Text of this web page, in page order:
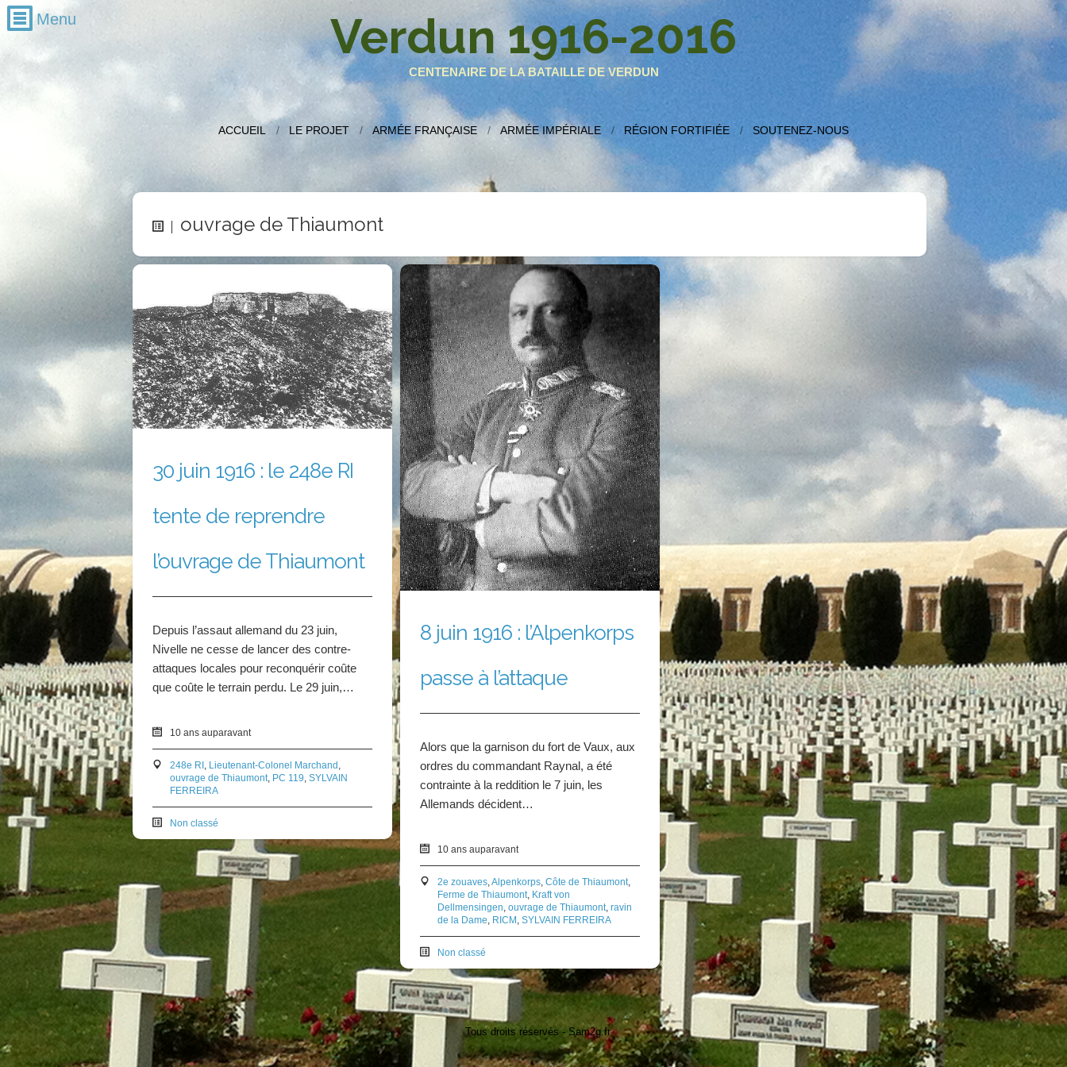
février 2016
Les Amis du Musée de la
Grande Guerre
Le site de la SAM2G
Verdun 1916-2016
CENTENAIRE DE LA BATAILLE DE VERDUN
ACCUEIL LE PROJET ARMÉE FRANÇAISE ARMÉE IMPÉRIALE RÉGION FORTIFIÉE SOUTENEZ-NOUS
ouvrage de Thiaumont
30 juin 1916 : le 248e RI
tente de reprendre
l’ouvrage de Thiaumont
Depuis l’assaut allemand du 23 juin,
Nivelle ne cesse de lancer des contre-
attaques locales pour reconquérir coûte
que coûte le terrain perdu. Le 29 juin,…
10 ans auparavant
248e RI , Lieutenant-Colonel Marchand ,
ouvrage de Thiaumont, PC 119, SYLVAIN
FERREIRA
Non classé
8 juin 1916 : l’Alpenkorps
passe à l’attaque
Alors que la garnison du fort de Vaux, aux
ordres du commandant Raynal, a été
contrainte à la reddition le 7 juin, les
Allemands décident…
10 ans auparavant
2e zouaves,Alpenkorps, Côte de Thiaumont,
Ferme de Thiaumont, Kraft von
Dellmensingen, ouvrage de Thiaumont, ravin
de la Dame, RICM , SYLVAIN FERREIRA
Non classé
Tous droits réservés - Sam2g.fr